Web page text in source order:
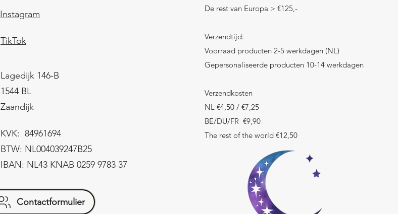
Instagram
TikTok
Lagedijk 146-B
1544 BL
Zaandijk
KVK: 84961694
BTW: NL004039247B25
IBAN: NL43 KNAB 0259 9783 37
Contactformulier
De rest van Europa > €125,-
Verzendtijd:
Voorraad producten 2-5 werkdagen (NL)
Gepersonaliseerde producten 10-14 werkdagen
Verzendkosten
NL €4,50 / €7,25
BE/DU/FR €9,90
The rest of the world €12,50